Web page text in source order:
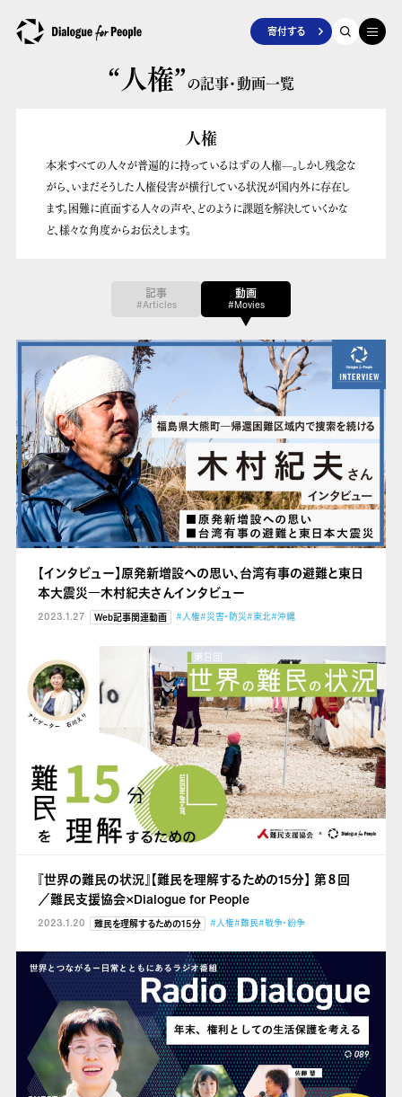
寄付する
“人権”の記事・動画一覧
人権
本来すべての人々が普遍的に持っているはずの人権––。しかし残念な
がら、いまだそうした人権侵害が横行している状況が国内外に存在し
ます。困難に直面する人々の声や、どのように課題を解決していくかな
ど、様々な角度からお伝えします。
記事
#Articles
動画
#Movies
【インタビュー】原発新増設への思い、台湾有事の避難と東日
本大震災―木村紀夫さんインタビュー
2023.1.27 Web記事関連動画 #人権#災害・防災#東北#沖縄
『世界の難民の状況』【難民を理解するための15分】 第８回
／難民支援協会×Dialogue for People
2023.1.20 難民を理解するための15分 #人権#難民#戦争・紛争